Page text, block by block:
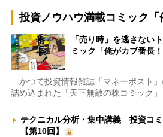
投資ノウハウ満載コミック「
「売り時」を逃さない
ミック「俺がカブ番長
かつて投資情報雑誌「マネーポスト
詰め込まれた「天下無敵の株コミック
テクニカル分析・集中講義 投資コミ
【第10回】